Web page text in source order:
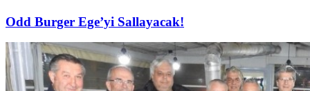
Odd Burger Ege’yi Sallayacak!